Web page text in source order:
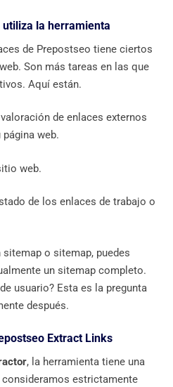
la herramienta
de Prepostseo tiene ciertos
Son más tareas en las que
Aquí están.
de enlaces externos
web.
web.
de los enlaces de trabajo o
o sitemap, puedes
un sitemap completo.
usuario? Esta es la pregunta
después.
Extract Links
, la herramienta tiene una
estrictamente